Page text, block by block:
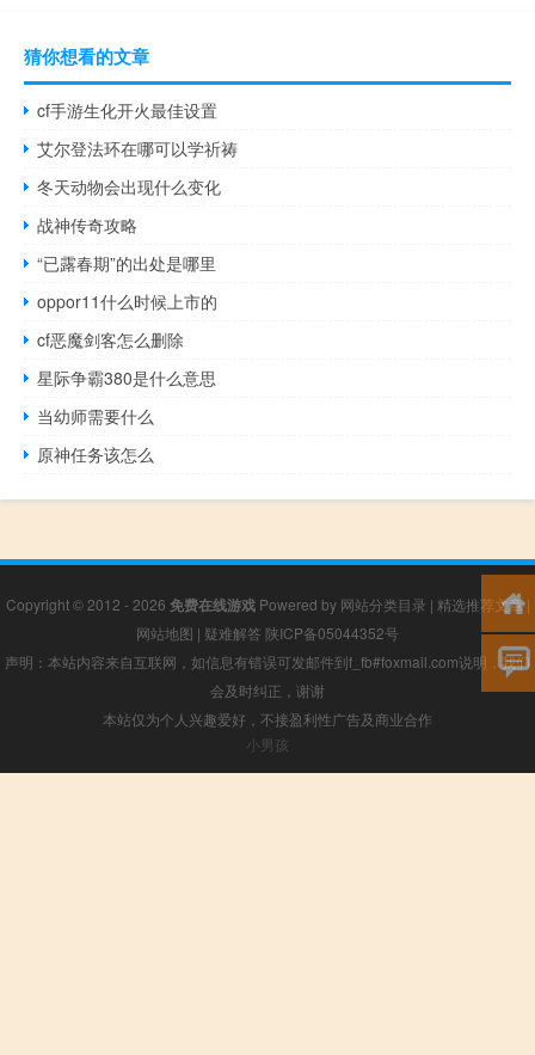
猜你想看的文章
cf手游生化开火最佳设置
艾尔登法环在哪可以学祈祷
冬天动物会出现什么变化
战神传奇攻略
“已露春期”的出处是哪里
oppor11什么时候上市的
cf恶魔剑客怎么删除
星际争霸380是什么意思
当幼师需要什么
原神任务该怎么
Copyright © 2012 - 2026 免费在线游戏Powered by 网站分类目录 | 精选推荐文章|
网站地图 | 疑难解答 陕ICP备05044352号
声明：本站内容来自互联网，如信息有错误可发邮件到f_fb#foxmail.com说明，我们
会及时纠正，谢谢
本站仅为个人兴趣爱好，不接盈利性广告及商业合作
小男孩